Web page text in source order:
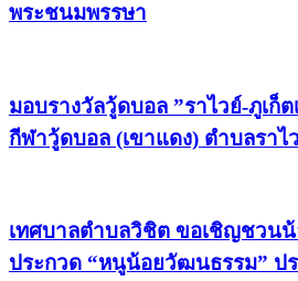
พระชนมพรรษา
มอบรางวัลวู้ดบอล ”ราไวย์-ภูเก็
กีฬาวู้ดบอล (เขาแดง) ตำบลราไ
เทศบาลตำบลวิชิต ขอเชิญชวนน้
ประกวด “หนูน้อยวัฒนธรรม” ปร